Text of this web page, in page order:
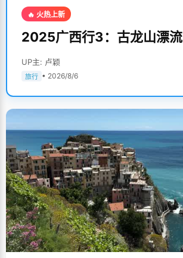
🔥 火热上新
2025广西行3：古龙山漂流
UP主: 卢颖
旅行 • 2026/8/6